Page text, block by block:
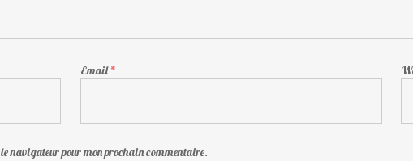
Email*
navigateur pour mon prochain commentaire.